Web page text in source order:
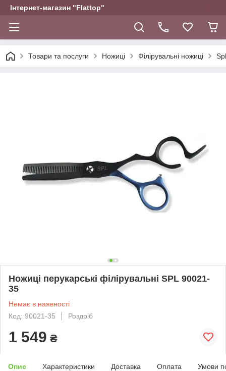
Інтернет-магазин "Flattop"
Товари та послуги Ножиці Філірувальні ножиці
Ножиці перукарські філірувальні SPL 90021-
35
Немає в наявності
Код: 90021-35
Роздріб
1 549 ₴
Опис Характеристики Доставка Оплата Умови